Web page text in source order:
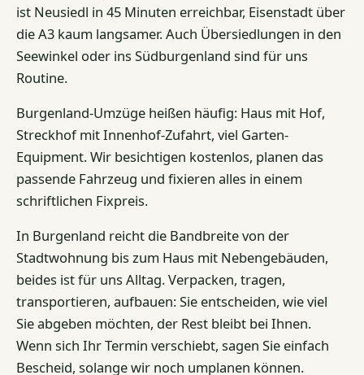
ist Neusiedl in 45 Minuten erreichbar, Eisenstadt über
die A3 kaum langsamer. Auch Übersiedlungen in den
Seewinkel oder ins Südburgenland sind für uns
Routine.
Burgenland-Umzüge heißen häufig: Haus mit Hof,
Streckhof mit Innenhof-Zufahrt, viel Garten-
Equipment. Wir besichtigen kostenlos, planen das
passende Fahrzeug und fixieren alles in einem
schriftlichen Fixpreis.
In Burgenland reicht die Bandbreite von der
Stadtwohnung bis zum Haus mit Nebengebäuden,
beides ist für uns Alltag. Verpacken, tragen,
transportieren, aufbauen: Sie entscheiden, wie viel
Sie abgeben möchten, der Rest bleibt bei Ihnen.
Wenn sich Ihr Termin verschiebt, sagen Sie einfach
Bescheid, solange wir noch umplanen können.